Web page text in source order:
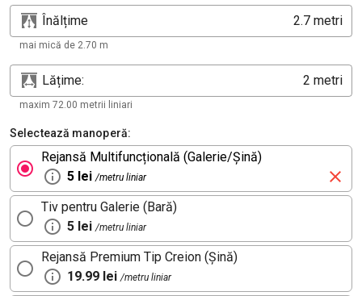
Înălțime metri
mai mică de 2.70 m
Lățime: metri
maxim 72.00 metrii liniari
Selectează manoperă:
Rejansă Multifuncțională (Galerie/Șină)
5 lei /metru liniar
Tiv pentru Galerie (Bară)
5 lei /metru liniar
Rejansă Premium Tip Creion (Șină)
19.99 lei /metru liniar